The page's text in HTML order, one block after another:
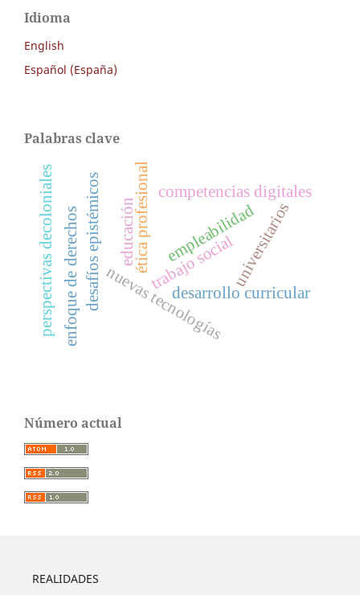
Idioma
English
Español (España)
Palabras clave
trabajo social
nuevas tecnologías
ética profesional empleabilidad
competencias digitales
desarrollo curricular
desafíos epistémicos
enfoque de derechos
perspectivas decoloniales educación universitarios
Número actual
REALIDADES